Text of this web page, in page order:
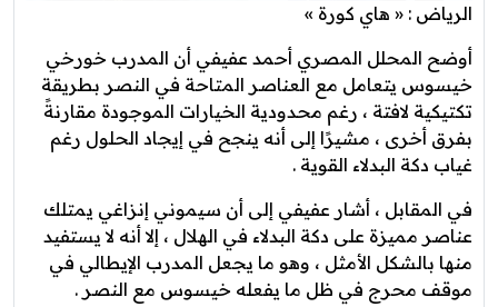
الرياض : « هاي كورة »
أوضح المحلل المصري أحمد عفيفي أن المدرب خورخي
خيسوس يتعامل مع العناصر المتاحة في النصر بطريقة
تكتيكية لافتة ، رغم محدودية الخيارات الموجودة مقارنةً
بفرق أخرى ، مشيرًا إلى أنه ينجح في إيجاد الحلول رغم
غياب دكة البدلاء القوية .
في المقابل ، أشار عفيفي إلى أن سيموني إنزاغي يمتلك
عناصر مميزة على دكة البدلاء في الهلال ، إلا أنه لا يستفيد
منها بالشكل الأمثل ، وهو ما يجعل المدرب الإيطالي في
موقف محرج في ظل ما يفعله خيسوس مع النصر .